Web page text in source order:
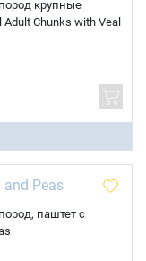
крупные
Chunks with Veal
паштет с